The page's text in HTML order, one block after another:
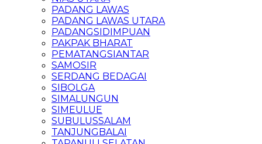
PADANG LAWAS
PADANG LAWAS UTARA
PADANGSIDIMPUAN
PAKPAK BHARAT
PEMATANGSIANTAR
SAMOSIR
SERDANG BEDAGAI
SIBOLGA
SIMALUNGUN
SIMEULUE
SUBULUSSALAM
TANJUNGBALAI